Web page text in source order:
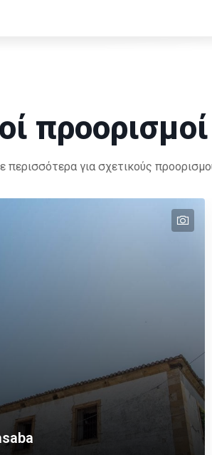
προορισμοί
περισσότερα για σχετικούς